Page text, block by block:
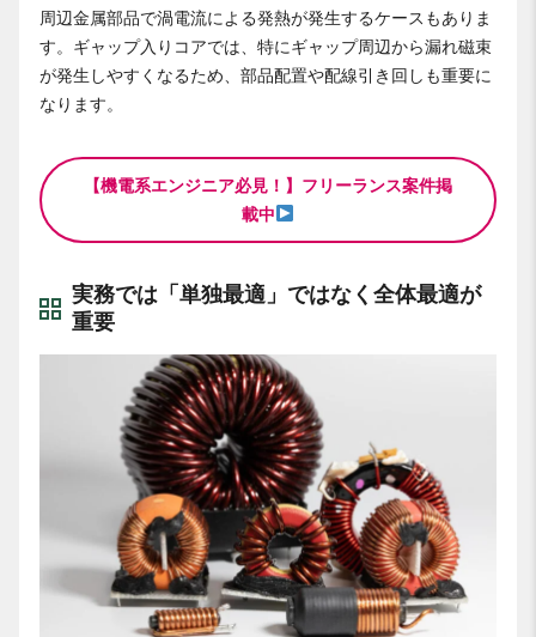
周辺金属部品で渦電流による発熱が発生するケースもありま
す。ギャップ入りコアでは、特にギャップ周辺から漏れ磁束
が発生しやすくなるため、部品配置や配線引き回しも重要に
なります。
【機電系エンジニア必見！】フリーランス案件掲
載中
実務では「単独最適」ではなく全体最適が
重要